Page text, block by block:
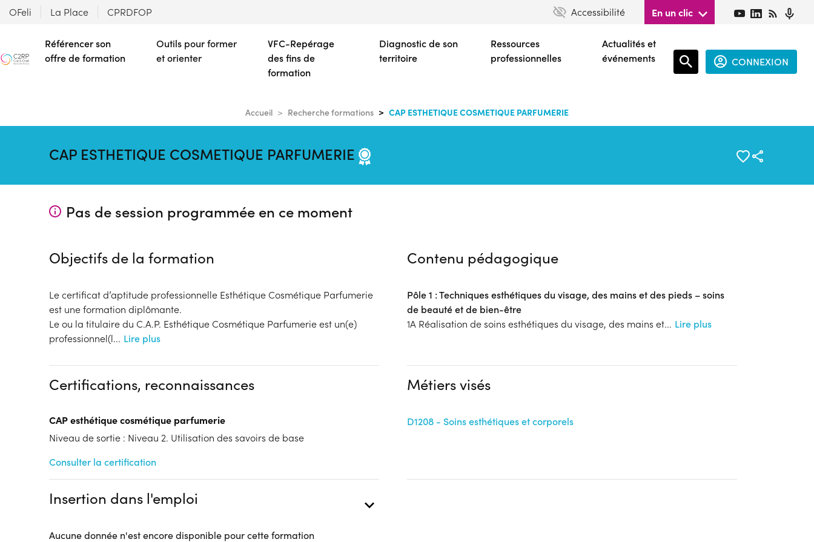
contenu
principal
OFeli La Place CPRDFOP Accessibilité En un clic
Référencer son
offre de formation
Outils pour former
et orienter
VFC-Repérage
des fins de
formation
Diagnostic de son
territoire
Ressources
professionnelles
Actualités et
événements
CONNEXION
Accueil Recherche formations CAP ESTHETIQUE COSMETIQUE PARFUMERIE
CAP ESTHETIQUE COSMETIQUE PARFUMERIE
Pas de session programmée en ce moment
Objectifs de la formation
Le certificat d’aptitude professionnelle Esthétique Cosmétique Parfumerie
est une formation diplômante.
Le ou la titulaire du C.A.P. Esthétique Cosmétique Parfumerie est un(e)
professionnel(l... Lire plus
Contenu pédagogique
Pôle 1 : Techniques esthétiques du visage, des mains et des pieds – soins
de beauté et de bien-être
1A Réalisation de soins esthétiques du visage, des mains et... Lire plus
Certifications, reconnaissances
CAP esthétique cosmétique parfumerie
Niveau de sortie : Niveau 2. Utilisation des savoirs de base
Consulter la certification
Métiers visés
D1208 - Soins esthétiques et corporels
Insertion dans l'emploi
Aucune donnée n'est encore disponible pour cette formation